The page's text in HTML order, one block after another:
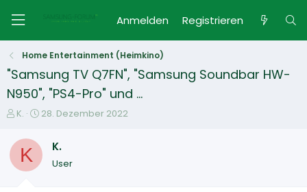
Anmelden Registrieren
Home Entertainment (Heimkino)
"Samsung TV Q7FN", "Samsung Soundbar HW-
N950", "PS4-Pro" und ...
E
s
e
K.
E
t
28. Dezember 2022
K K.
User